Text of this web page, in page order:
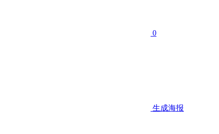
0
生成海报